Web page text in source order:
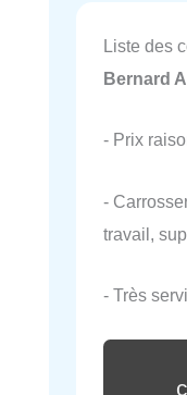
Liste des
Bernard
- Prix
-
travail,
- Très